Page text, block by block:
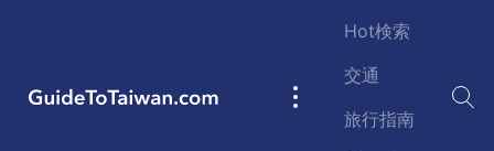
GuideToTaiwan.com
Main
Hot検索
交通
旅行指南